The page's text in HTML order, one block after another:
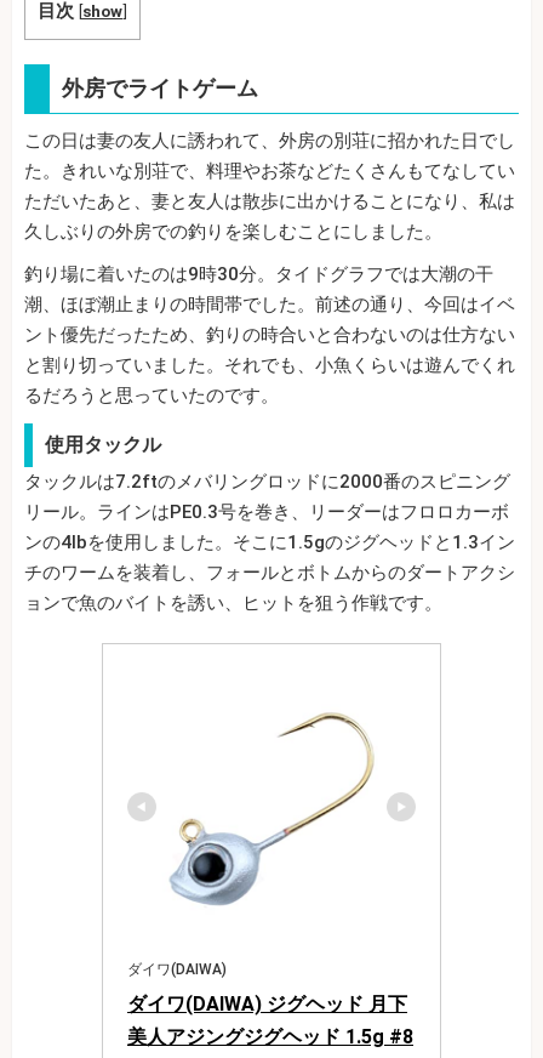
目次 [show]
外房でライトゲーム
この日は妻の友人に誘われて、外房の別荘に招かれた日でし
た。きれいな別荘で、料理やお茶などたくさんもてなしてい
ただいたあと、妻と友人は散歩に出かけることになり、私は
久しぶりの外房での釣りを楽しむことにしました。
釣り場に着いたのは9時30分。タイドグラフでは大潮の干
潮、ほぼ潮止まりの時間帯でした。前述の通り、今回はイベ
ント優先だったため、釣りの時合いと合わないのは仕方ない
と割り切っていました。それでも、小魚くらいは遊んでくれ
るだろうと思っていたのです。
使用タックル
タックルは7.2ftのメバリングロッドに2000番のスピニング
リール。ラインはPE0.3号を巻き、リーダーはフロロカーボ
ンの4lbを使用しました。そこに1.5gのジグヘッドと1.3イン
チのワームを装着し、フォールとボトムからのダートアクシ
ョンで魚のバイトを誘い、ヒットを狙う作戦です。
ダイワ(DAIWA)
ダイワ(DAIWA) ジグヘッド 月下
美人アジングジグヘッド 1.5g #8